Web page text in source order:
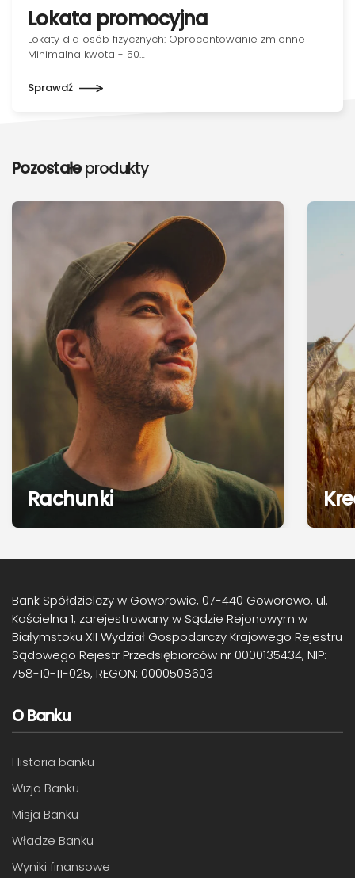
Lokata promocyjna
Lokaty dla osób fizycznych: Oprocentowanie zmienne
Minimalna kwota - 50…
Sprawdź
Pozostałeprodukty
Rachunki
Bank Spółdzielczy w Goworowie, 07-440 Goworowo, ul.
Kościelna 1, zarejestrowany w Sądzie Rejonowym w
Białymstoku XII Wydział Gospodarczy Krajowego Rejestru
Sądowego Rejestr Przedsiębiorców nr 0000135434, NIP:
758-10-11-025, REGON: 0000508603
O Banku
Historia banku
Wizja Banku
Misja Banku
Władze Banku
Wyniki finansowe